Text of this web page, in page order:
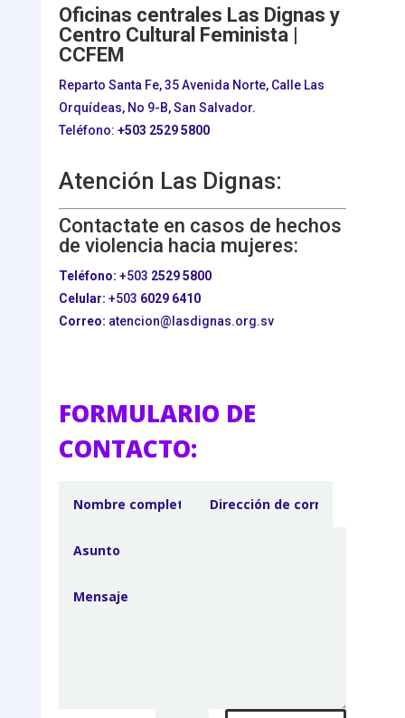
Oficinas centrales Las Dignas y
Centro Cultural Feminista |
CCFEM
Reparto Santa Fe, 35 Avenida Norte, Calle Las
Orquídeas, No 9-B, San Salvador.
Teléfono: +503 2529 5800
Atención Las Dignas:
Contactate en casos de hechos
de violencia hacia mujeres:
Teléfono: +503 2529 5800
Celular: +503 6029 6410
Correo: atencion@lasdignas.org.sv
FORMULARIO DE
CONTACTO: